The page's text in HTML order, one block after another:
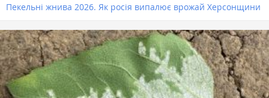
Пекельні жнива 2026. Як росія випалює врожай Херсонщини